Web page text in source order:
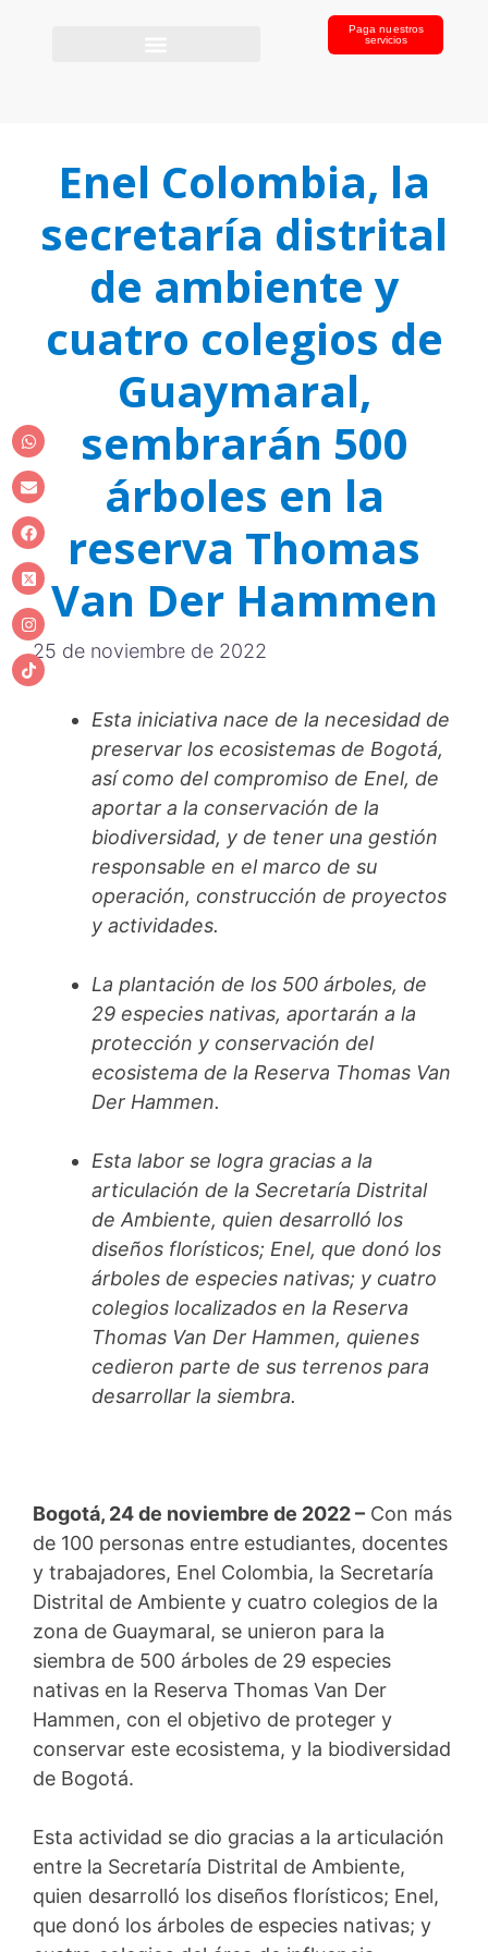
Paga nuestros
servicios
Enel Colombia, la
secretaría distrital
de ambiente y
cuatro colegios de
Guaymaral,
sembrarán 500
árboles en la
reserva Thomas
Van Der Hammen
25 de noviembre de 2022
Esta iniciativa nace de la necesidad de
preservar los ecosistemas de Bogotá,
así como del compromiso de Enel, de
aportar a la conservación de la
biodiversidad, y de tener una gestión
responsable en el marco de su
operación, construcción de proyectos
y actividades.
La plantación de los 500 árboles, de
29 especies nativas, aportarán a la
protección y conservación del
ecosistema de la Reserva Thomas Van
Der Hammen.
Esta labor se logra gracias a la
articulación de la Secretaría Distrital
de Ambiente, quien desarrolló los
diseños florísticos; Enel, que donó los
árboles de especies nativas; y cuatro
colegios localizados en la Reserva
Thomas Van Der Hammen, quienes
cedieron parte de sus terrenos para
desarrollar la siembra.
Bogotá, 24 de noviembre de 2022 – Con más
de 100 personas entre estudiantes, docentes
y trabajadores, Enel Colombia, la Secretaría
Distrital de Ambiente y cuatro colegios de la
zona de Guaymaral, se unieron para la
siembra de 500 árboles de 29 especies
nativas en la Reserva Thomas Van Der
Hammen, con el objetivo de proteger y
conservar este ecosistema, y la biodiversidad
de Bogotá.
Esta actividad se dio gracias a la articulación
entre la Secretaría Distrital de Ambiente,
quien desarrolló los diseños florísticos; Enel,
que donó los árboles de especies nativas; y